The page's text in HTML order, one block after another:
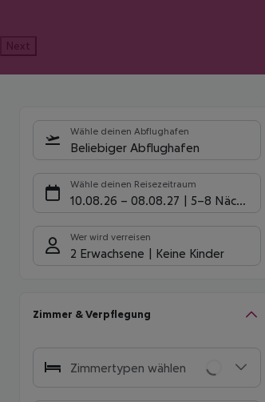
Next
Wähle deinen Abflughafen
Beliebiger Abflughafen
Wähle deinen Reisezeitraum
10.08.26 – 08.08.27 5-8 Nächte
Wer wird verreisen
2 Erwachsene Keine Kinder
Zimmer & Verpflegung
Zimmertypen wählen